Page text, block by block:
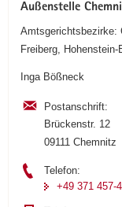
Außenstelle
Amtsgerichtsbezirke:
Freiberg, Hohenstein-
Inga Bößneck
Postanschrift:
Brückenstr. 12
09111 Chemnitz
Telefon:
+49 371 457-